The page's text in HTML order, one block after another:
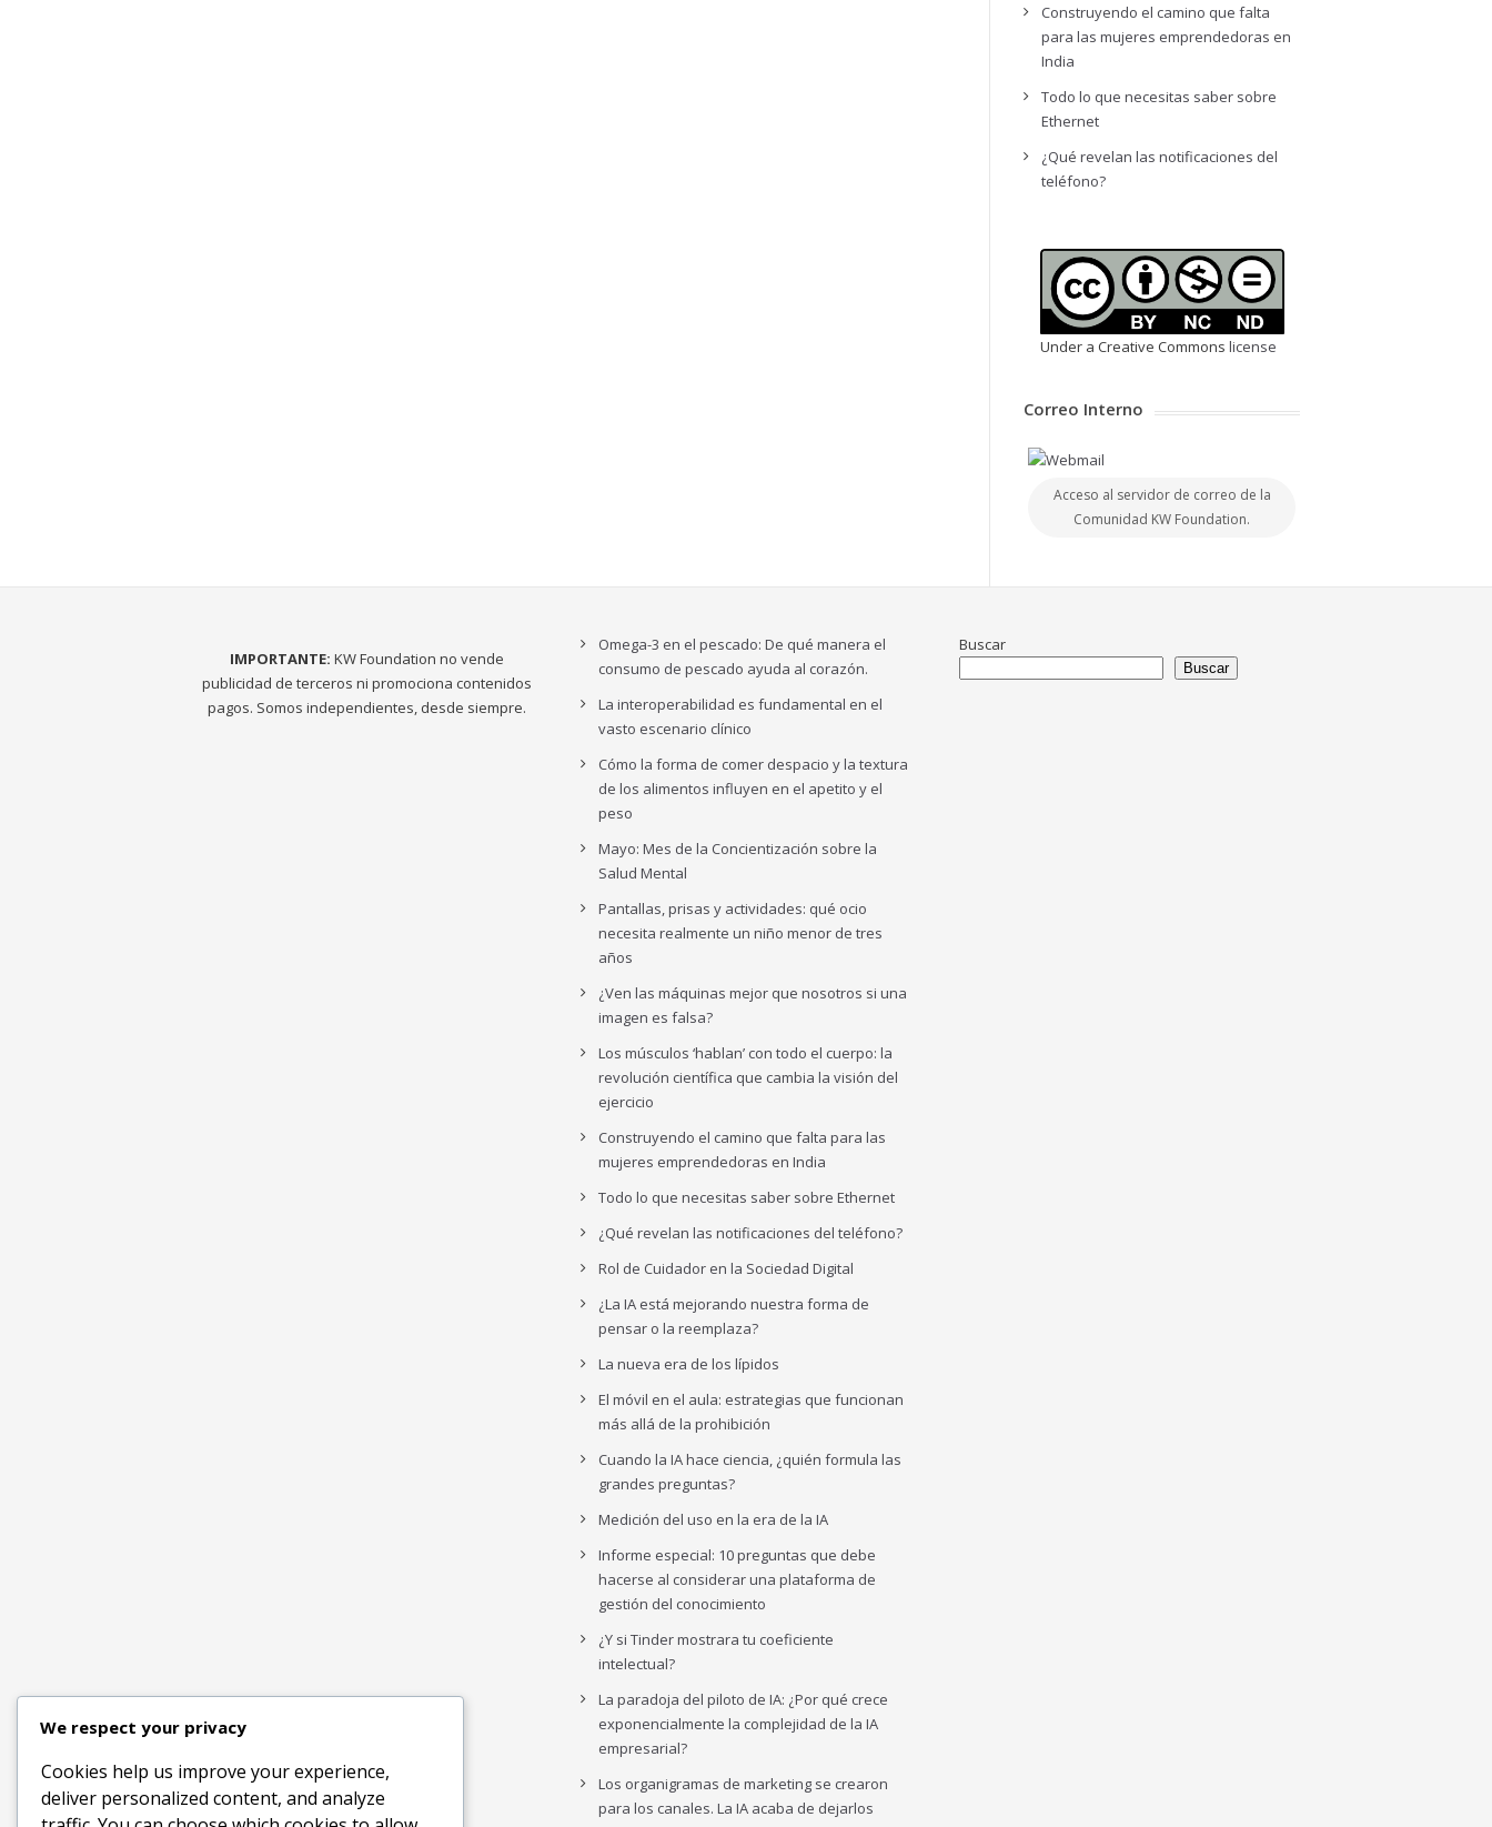
Construyendo el camino que falta
para las mujeres emprendedoras en
India
Todo lo que necesitas saber sobre
Ethernet
¿Qué revelan las notificaciones del
teléfono?
Under a Creative Commons license
Correo Interno
Acceso al servidor de correo de la
Comunidad KW Foundation.
IMPORTANTE: KW Foundation no vende
publicidad de terceros ni promociona contenidos
pagos. Somos independientes, desde siempre.
Omega-3 en el pescado: De qué manera el
consumo de pescado ayuda al corazón.
La interoperabilidad es fundamental en el
vasto escenario clínico
Cómo la forma de comer despacio y la textura
de los alimentos influyen en el apetito y el
peso
Mayo: Mes de la Concientización sobre la
Salud Mental
Pantallas, prisas y actividades: qué ocio
necesita realmente un niño menor de tres
años
¿Ven las máquinas mejor que nosotros si una
imagen es falsa?
Los músculos ‘hablan’ con todo el cuerpo: la
revolución científica que cambia la visión del
ejercicio
Construyendo el camino que falta para las
mujeres emprendedoras en India
Todo lo que necesitas saber sobre Ethernet
¿Qué revelan las notificaciones del teléfono?
Rol de Cuidador en la Sociedad Digital
¿La IA está mejorando nuestra forma de
pensar o la reemplaza?
La nueva era de los lípidos
El móvil en el aula: estrategias que funcionan
más allá de la prohibición
Cuando la IA hace ciencia, ¿quién formula las
grandes preguntas?
Medición del uso en la era de la IA
Informe especial: 10 preguntas que debe
hacerse al considerar una plataforma de
gestión del conocimiento
¿Y si Tinder mostrara tu coeficiente
intelectual?
La paradoja del piloto de IA: ¿Por qué crece
exponencialmente la complejidad de la IA
empresarial?
Los organigramas de marketing se crearon
para los canales. La IA acaba de dejarlos
Buscar
Buscar
We respect your privacy
Cookies help us improve your experience,
deliver personalized content, and analyze